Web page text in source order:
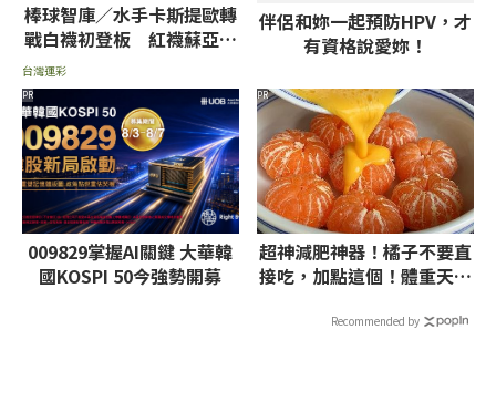
棒球智庫／水手卡斯提歐轉
戰白襪初登板 紅襪蘇亞雷
茲挨轟率低推薦讓分
台灣運彩
伴侶和妳一起預防HPV，才
有資格說愛妳！
009829掌握AI關鍵 大華韓
國KOSPI 50今強勢開募
PR
超神減肥神器！橘子不要直
接吃，加點這個！體重天天
PR
Recommended by